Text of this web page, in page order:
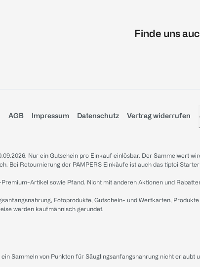
Finde uns
AGB Impressum Datenschutz Vertrag widerrufen
Nur ein Gutschein pro Einkauf einlösbar. Der Sammelwert
Bei Retournierung der PAMPERS Einkäufe ist auch das tiptoi
Artikel sowie Pfand. Nicht mit anderen Aktionen und
Fotoprodukte, Gutschein- und Wertkarten,
werden kaufmännisch gerundet.
Sammeln von Punkten für Säuglingsanfangsnahrung nicht erlaubt